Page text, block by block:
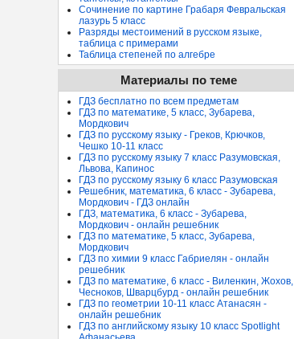
Сочинение по картине Грабаря Февральская
лазурь 5 класс
Разряды местоимений в русском языке,
таблица с примерами
Таблица степеней по алгебре
Материалы по теме
ГДЗ бесплатно по всем предметам
ГДЗ по математике, 5 класс, Зубарева,
Мордкович
ГДЗ по русскому языку - Греков, Крючков,
Чешко 10-11 класс
ГДЗ по русскому языку 7 класс Разумовская,
Львова, Капинос
ГДЗ по русскому языку 6 класс Разумовская
Решебник, математика, 6 класс - Зубарева,
Мордкович - ГДЗ онлайн
ГДЗ, математика, 6 класс - Зубарева,
Мордкович - онлайн решебник
ГДЗ по математике, 5 класс, Зубарева,
Мордкович
ГДЗ по химии 9 класс Габриелян - онлайн
решебник
ГДЗ по математике, 6 класс - Виленкин, Жохов,
Чесноков, Шварцбурд - онлайн решебник
ГДЗ по геометрии 10-11 класс Атанасян -
онлайн решебник
ГДЗ по английскому языку 10 класс Spotlight